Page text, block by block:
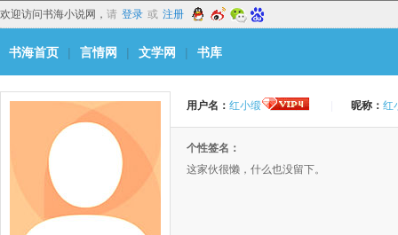
欢迎访问书海小说网， 请 登录 或 注册
书海首页 | 言情网 | 文学网 | 书库
用户名： 红小缎 昵称： 红
个性签名：
这家伙很懒，什么也没留下。